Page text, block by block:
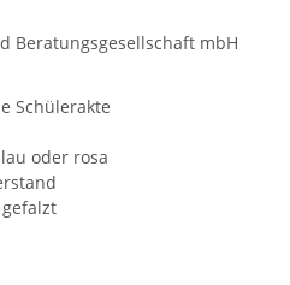
Beratungsgesellschaft mbH
Schülerakte
oder rosa